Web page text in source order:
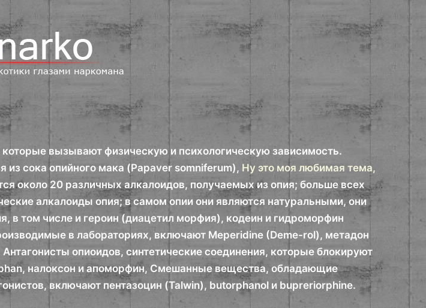
вызывают физическую и психологическую зависимость.
из сока опийного мака (Papaver somniferum), Ну это моя любимая тема,
около 20 различных алкалоидов, получаемых из опия; больше всех
алкалоиды опия; в самом опии они являются натуральными, они
в том числе и героин (диацетил морфия), кодеин и гидроморфин
в лабораториях, включают Meperidine (Deme-rol), метадон
опиоидов, синтетические соединения, которые блокируют
налоксон и апоморфин, Смешанные вещества, обладающие
включают пентазоцин (Talwin), butorphanol и bupreriorphine.